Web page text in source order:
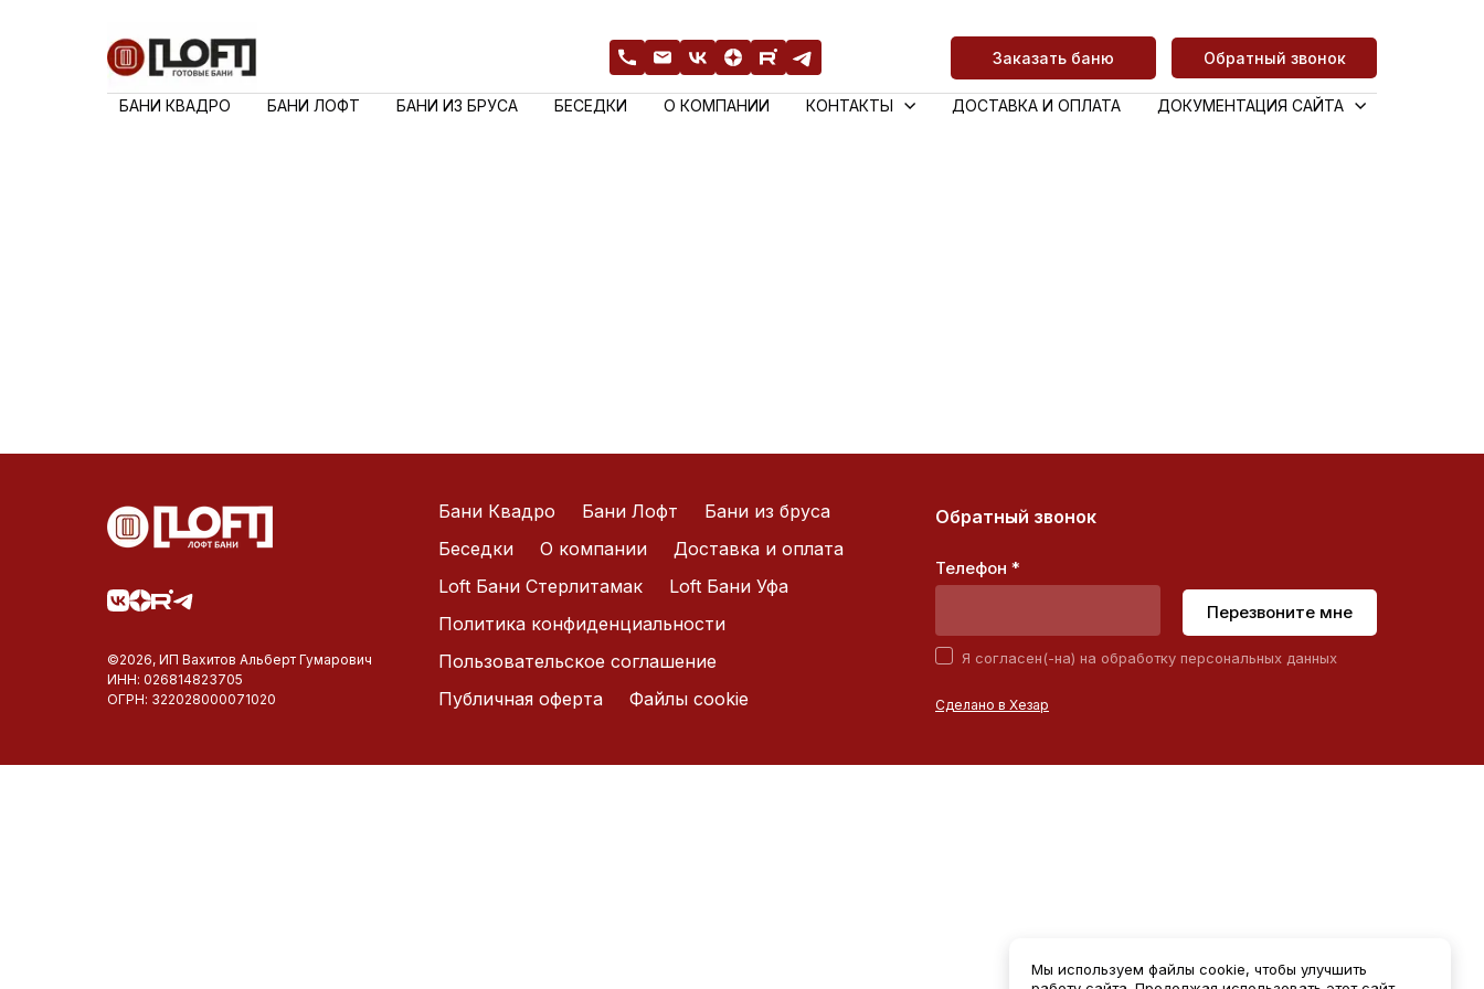
Заказать баню Обратный звонок
БАНИ КВАДРО БАНИ ЛОФТ БАНИ ИЗ БРУСА БЕСЕДКИ О КОМПАНИИ КОНТАКТЫ ДОСТАВКА И ОПЛАТА ДОКУМЕНТАЦИЯ САЙТА
©2026, ИП Вахитов Альберт Гумарович
ИНН: 026814823705
ОГРН: 322028000071020
Бани Квадро Бани Лофт
Бани из бруса
Беседки
О компании
Доставка и оплата
Loft Бани Стерлитамак
Loft Бани Уфа
Политика конфиденциальности
Пользовательское соглашение
Публичная оферта
Файлы cookie
Обратный звонок
Телефон *
Перезвоните мне
Я согласен(-на) на обработку персональных данных
Сделано в Хезар
Мы используем файлы cookie, чтобы улучшить